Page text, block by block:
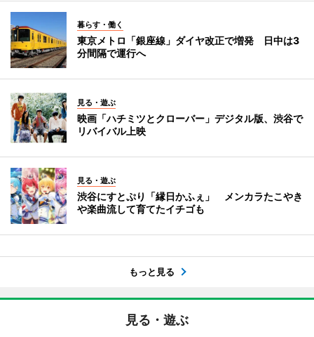
暮らす・働く
東京メトロ「銀座線」ダイヤ改正で増発 日中は3
分間隔で運行へ
見る・遊ぶ
映画「ハチミツとクローバー」デジタル版、渋谷で
リバイバル上映
見る・遊ぶ
渋谷にすとぷり「縁日かふぇ」 メンカラたこやき
や楽曲流して育てたイチゴも
もっと見る
見る・遊ぶ